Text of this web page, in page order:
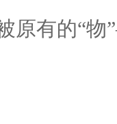
原有的“